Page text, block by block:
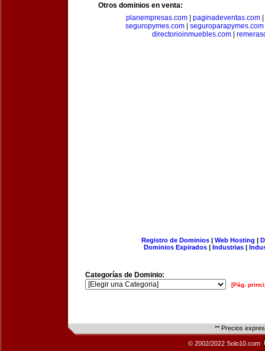
Otros dominios en venta:
planempresas.com
paginadeventas.com
seguropymes.com| seguroparapymes.com
directorioinmuebles.com
Registro de Dominios| Web Hosting |
Dominios Expirados | Industrias |
Categorías de Dominio:
[Pág.
** Precios
© 2002/2022 Solo10.com